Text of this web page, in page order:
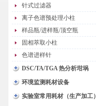
针式过滤器
离子色谱预处理小柱
样品瓶/进样瓶/顶空瓶
固相萃取小柱
色谱进样针
DSC/TA/TGA 热分析坩埚
环境监测耗材设备
实验室常用耗材（生产加工）